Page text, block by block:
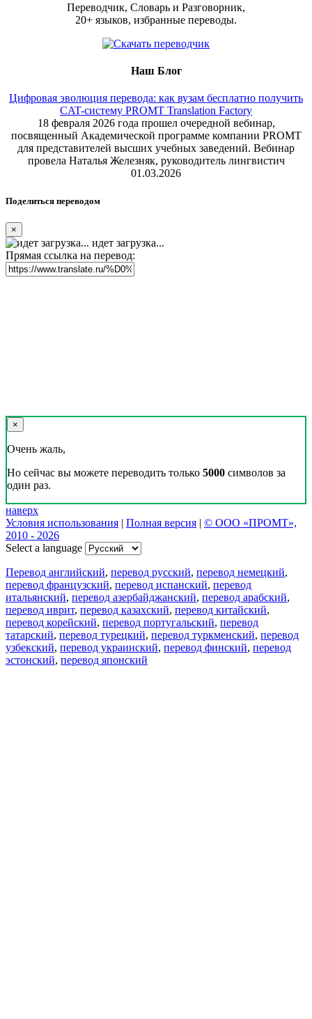
Переводчик, Словарь и Разговорник,
20+ языков, избранные переводы.
Наш Блог
Цифровая эволюция перевода: как вузам бесплатно получить
CAT-систему PROMT Translation Factory
18 февраля 2026 года прошел очередной вебинар,
посвященный Академической программе компании PROMT
для представителей высших учебных заведений. Вебинар
провела Наталья Железняк, руководитель лингвистич
01.03.2026
Поделиться переводом
×
идет загрузка...
Прямая ссылка на перевод:
×
Очень жаль,
Но сейчас вы можете переводить только 5000 символов за
один раз.
наверх
Условия использования | Полная версия | © ООО «ПРОМТ»,
2010 - 2026
Select a language
Перевод английский, перевод русский, перевод немецкий,
перевод французский, перевод испанский, перевод
итальянский, перевод азербайджанский, перевод арабский,
перевод иврит, перевод казахский, перевод китайский,
перевод корейский, перевод португальский, перевод
татарский, перевод турецкий, перевод туркменский, перевод
узбекский, перевод украинский, перевод финский, перевод
эстонский, перевод японский